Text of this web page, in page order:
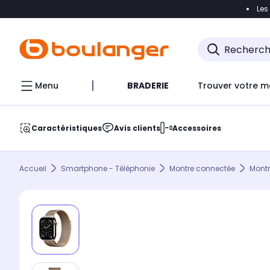
Accéder
Menu BRADERIE Trouver votre
Caractéristiques Avis clients Accessoires
Accueil Smartphone - Téléphonie Montre connectée